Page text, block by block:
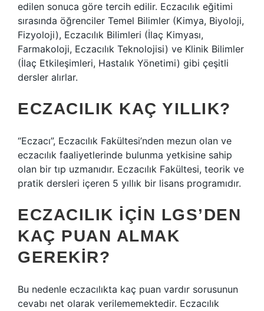
edilen sonuca göre tercih edilir. Eczacılık eğitimi
sırasında öğrenciler Temel Bilimler (Kimya, Biyoloji,
Fizyoloji), Eczacılık Bilimleri (İlaç Kimyası,
Farmakoloji, Eczacılık Teknolojisi) ve Klinik Bilimler
(İlaç Etkileşimleri, Hastalık Yönetimi) gibi çeşitli
dersler alırlar.
ECZACILIK KAÇ YILLIK?
“Eczacı”, Eczacılık Fakültesi’nden mezun olan ve
eczacılık faaliyetlerinde bulunma yetkisine sahip
olan bir tıp uzmanıdır. Eczacılık Fakültesi, teorik ve
pratik dersleri içeren 5 yıllık bir lisans programıdır.
ECZACILIK IÇIN LGS’DEN
KAÇ PUAN ALMAK
GEREKIR?
Bu nedenle eczacılıkta kaç puan vardır sorusunun
cevabı net olarak verilememektedir. Eczacılık